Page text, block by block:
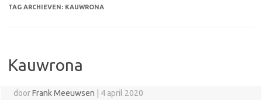
TAG ARCHIEVEN: KAUWRONA
Kauwrona
doorFrank Meeuwsen 4 april 2020